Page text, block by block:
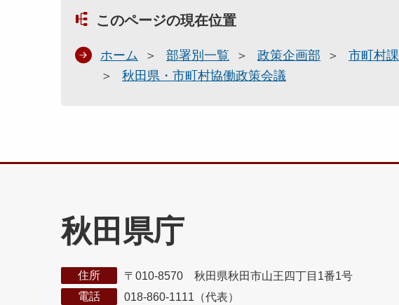
このページの現在位置
ホーム 部署別一覧 政策企画部 市町村課
秋田県・市町村協働政策会議
秋田県庁
住所
〒010-8570 秋田県秋田市山王四丁目1番1号
電話
018-860-1111（代表）